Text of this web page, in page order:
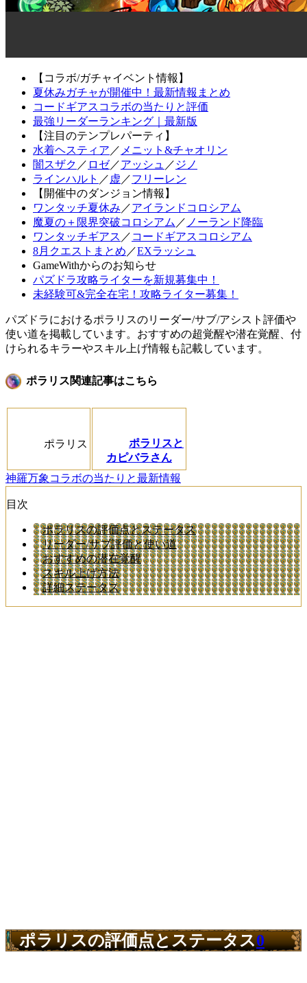
【コラボ/ガチャイベント情報】
夏休みガチャが開催中！最新情報まとめ
コードギアスコラボの当たりと評価
最強リーダーランキング｜最新版
【注目のテンプレパーティ】
水着ヘスティア ／ メニット&チャオリン
闇スザク ／ ロゼ／アッシュ ／ ジノ
ラインハルト ／ 虚 ／フリーレン
【開催中のダンジョン情報】
ワンタッチ夏休み ／アイランドコロシアム
魔夏の＋限界突破コロシアム ／ ノーランド降臨
ワンタッチギアス ／ コードギアスコロシアム
8月クエストまとめ ／EXラッシュ
GameWithからのお知らせ
パズドラ攻略ライターを新規募集中！
未経験可&完全在宅！攻略ライター募集！
パズドラにおけるポラリスのリーダー/サブ/アシスト評価や
使い道を掲載しています。おすすめの超覚醒や潜在覚醒、付
けられるキラーやスキル上げ情報も記載しています。
ポラリス関連記事はこちら
ポラリス
ポラリスと
カピバラさん
神羅万象コラボの当たりと最新情報
目次
ポラリスの評価点とステータス
リーダー/サブ評価と使い道
おすすめの潜在覚醒
スキル上げ方法
詳細ステータス
ポラリスの評価点とステータス0